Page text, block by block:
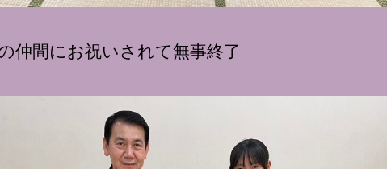
仲間にお祝いされて無事終了